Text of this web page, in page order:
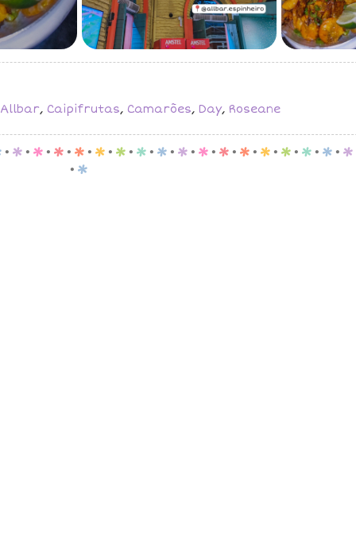
Allbar, Caipifrutas, Camarões, Day, Roseane
. p . p . p . p . p . p . p . p . p . p . p . p . p . p . p . p . p
. p